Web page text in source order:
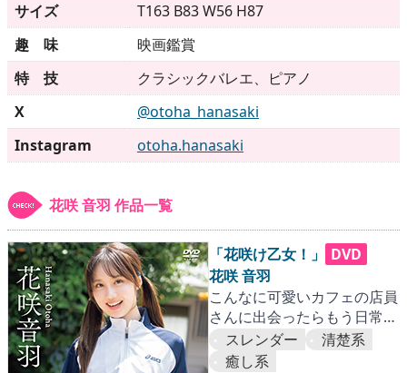
▶次回作
▶制作中
▶
▶個人情報保護について
▶よくあるご質問
▶会社概要
サイズ
T163 B83 W56 H87
趣 味
映画鑑賞
特 技
クラシックバレエ、ピアノ
X
@otoha_hanasaki
Instagram
otoha.hanasaki
花咲 音羽 作品一覧
「花咲け乙女！」
DVD
花咲 音羽
こんなに可愛いカフェの店員
さんに出会ったらもう日常に
は戻れない。 あなたの人
生、ギリギリ守られました。
スレンダー
清楚系
癒し系